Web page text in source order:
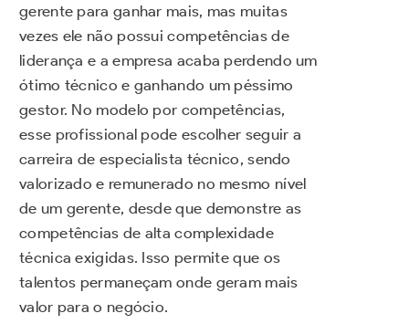
gerente para ganhar mais, mas muitas
vezes ele não possui competências de
liderança e a empresa acaba perdendo um
ótimo técnico e ganhando um péssimo
gestor. No modelo por competências,
esse profissional pode escolher seguir a
carreira de especialista técnico, sendo
valorizado e remunerado no mesmo nível
de um gerente, desde que demonstre as
competências de alta complexidade
técnica exigidas. Isso permite que os
talentos permaneçam onde geram mais
valor para o negócio.